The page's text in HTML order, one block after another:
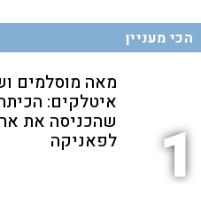
הכי מעניין
1
מאה מוסלמים
איטלקים:
שהכניסה את
לפאניקה